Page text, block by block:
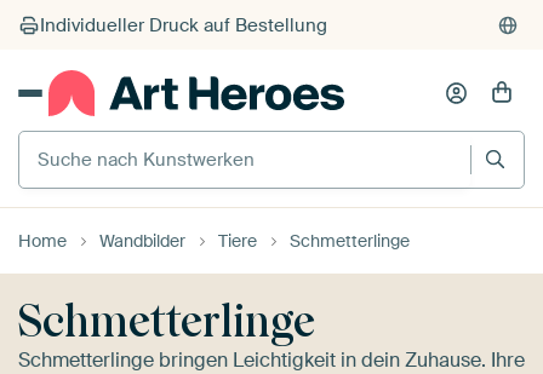
Suche nach Kunstwerken
Home Wandbilder Tiere Schmetterlinge
Schmetterlinge
Schmetterlinge bringen Leichtigkeit in dein Zuhause. Ihre